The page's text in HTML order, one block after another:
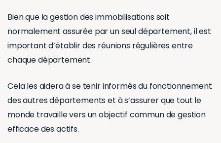
Bien que la gestion des immobilisations soit
normalement assurée par un seul département, il est
important d’établir des réunions régulières entre
chaque département.
Cela les aidera à se tenir informés du fonctionnement
des autres départements et à s’assurer que tout le
monde travaille vers un objectif commun de gestion
efficace des actifs.